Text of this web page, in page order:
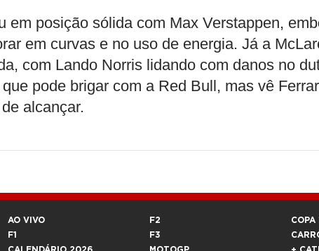
em posição sólida com Max Verstappen,
em curvas e no uso de energia. Já a
com Lando Norris lidando com danos no
pode brigar com a Red Bull, mas vê
alcançar.
AO VIVO
F1
F2
F3
COPA